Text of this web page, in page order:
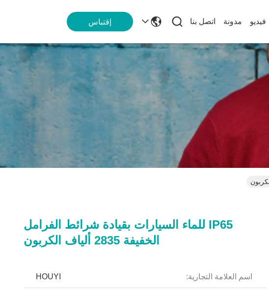
فيديو مدونة اتصل بنا إقتباس
IP65 للماء السيارات بقيادة شرائط الفرامل
الخفيفة 2835 ألياف الكربون
اسم العلامة التجارية: HOUYI